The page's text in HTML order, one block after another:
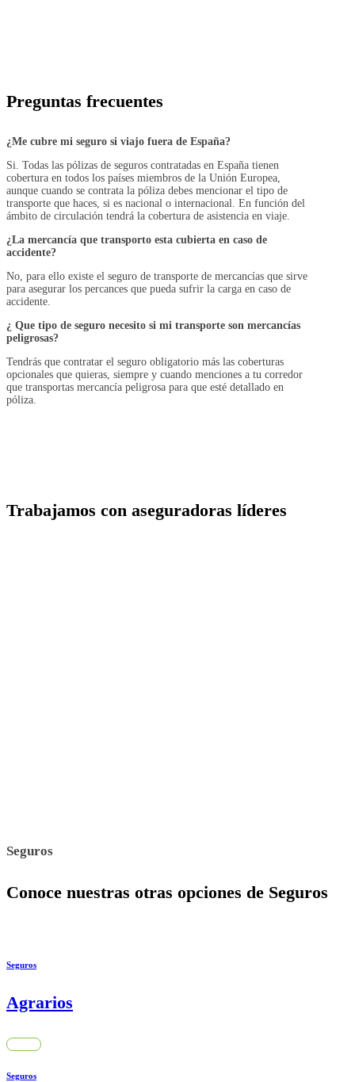
Preguntas frecuentes
¿Me cubre mi seguro si viajo fuera de España?
Si. Todas las pólizas de seguros contratadas en España tienen
cobertura en todos los países miembros de la Unión Europea,
aunque cuando se contrata la póliza debes mencionar el tipo de
transporte que haces, si es nacional o internacional. En función del
ámbito de circulación tendrá la cobertura de asistencia en viaje.
¿La mercancía que transporto esta cubierta en caso de
accidente?
No, para ello existe el seguro de transporte de mercancías que sirve
para asegurar los percances que pueda sufrir la carga en caso de
accidente.
¿ Que tipo de seguro necesito si mi transporte son mercancías
peligrosas?
Tendrás que contratar el seguro obligatorio más las coberturas
opcionales que quieras, siempre y cuando menciones a tu corredor
que transportas mercancía peligrosa para que esté detallado en
póliza.
Trabajamos con aseguradoras líderes
Seguros
Conoce nuestras otras opciones de Seguros
Seguros
Agrarios
Seguros